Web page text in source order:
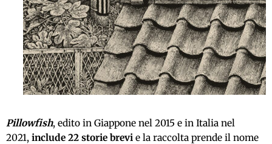
Pillowfish, edito in Giappone nel 2015 e in Italia nel
2021, include 22 storie brevi e la raccolta prende il nome